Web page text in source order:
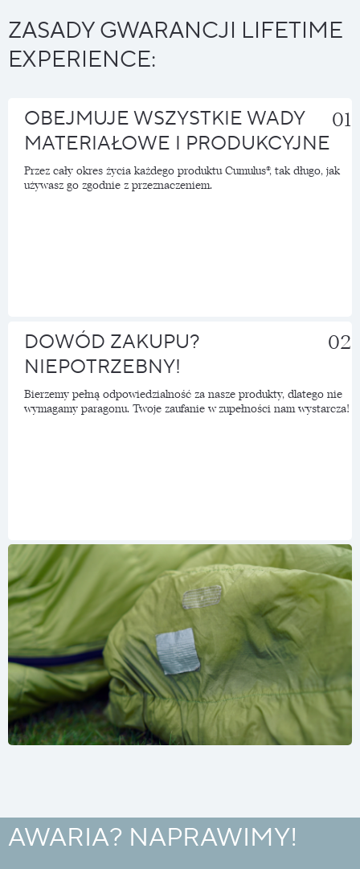
ZASADY GWARANCJI LIFETIME
EXPERIENCE:
01
OBEJMUJE WSZYSTKIE WADY
MATERIAŁOWE I PRODUKCYJNE
Przez cały okres życia każdego produktu Cumulus®, tak długo, jak
używasz go zgodnie z przeznaczeniem.
02
DOWÓD ZAKUPU?
NIEPOTRZEBNY!
Bierzemy pełną odpowiedzialność za nasze produkty, dlatego nie
wymagamy paragonu. Twoje zaufanie w zupełności nam wystarcza!
AWARIA? NAPRAWIMY!